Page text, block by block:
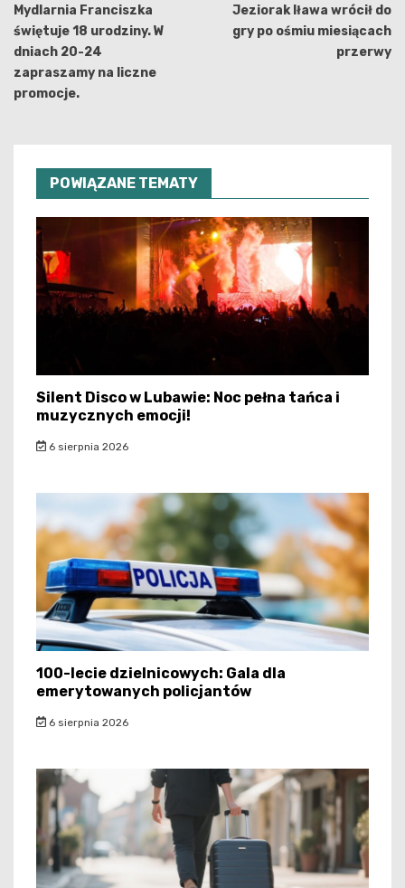
wpisu
Mydlarnia Franciszka
świętuje 18 urodziny. W
dniach 20-24
zapraszamy na liczne
promocje.
Jeziorak Iława wrócił do
gry po ośmiu miesiącach
przerwy
POWIĄZANE TEMATY
Silent Disco w Lubawie: Noc pełna tańca i
muzycznych emocji!
6 sierpnia 2026
100-lecie dzielnicowych: Gala dla
emerytowanych policjantów
6 sierpnia 2026